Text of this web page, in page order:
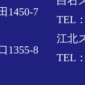
1450-7
1355-8
TEL
江北
TEL